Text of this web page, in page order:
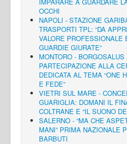
OCCHI
NAPOLI - STAZIONE
TRASPORTI TPL: “DA
VALORE PROFESSIONALE
GUARDIE GIURATE”
MONTORO -
PARTECIPAZIONE ALLA
DEDICATA AL TEMA “ONE
E FEDE”
VIETRI SUL MARE -
GUARIGLIA: DOMANI IL
COLTRANE E “IL SUONO
SALERNO - “MA CHE
MANI” PRIMA NAZIONALE
BARBUTI